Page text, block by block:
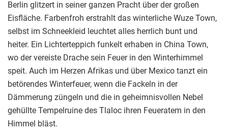
Berlin glitzert in seiner ganzen Pracht über der großen
Eisfläche. Farbenfroh erstrahlt das winterliche Wuze Town,
selbst im Schneekleid leuchtet alles herrlich bunt und
heiter. Ein Lichterteppich funkelt erhaben in China Town,
wo der vereiste Drache sein Feuer in den Winterhimmel
speit. Auch im Herzen Afrikas und über Mexico tanzt ein
betörendes Winterfeuer, wenn die Fackeln in der
Dämmerung züngeln und die in geheimnisvollen Nebel
gehüllte Tempelruine des Tlaloc ihren Feueratem in den
Himmel bläst.